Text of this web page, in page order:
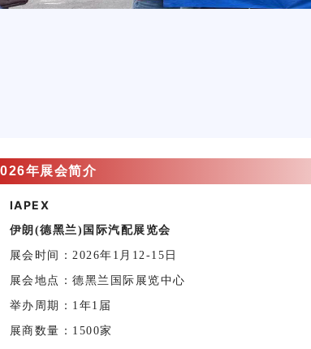
年展会简介
IAPEX
伊朗(德黑兰)国际汽配展览会
展会时间：2026年1月12-15日
展会地点：德黑兰国际展览中心
举办周期：1年1届
展商数量：1500家